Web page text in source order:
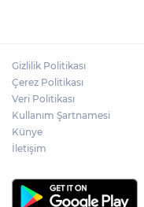
Gizlilik Politikası
Çerez Politikası
Veri Politikası
Kullanım Şartnamesi
Künye
İletişim